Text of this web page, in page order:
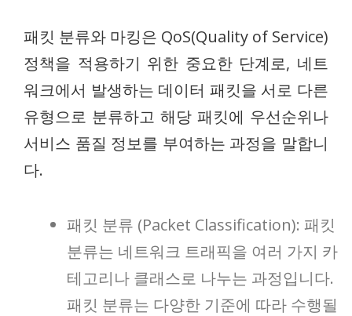
패킷 분류와 마킹은 QoS(Quality of Service)
정책을 적용하기 위한 중요한 단계로, 네트
워크에서 발생하는 데이터 패킷을 서로 다른
유형으로 분류하고 해당 패킷에 우선순위나
서비스 품질 정보를 부여하는 과정을 말합니
다.
패킷 분류 (Packet Classification): 패킷
분류는 네트워크 트래픽을 여러 가지 카
테고리나 클래스로 나누는 과정입니다.
패킷 분류는 다양한 기준에 따라 수행될